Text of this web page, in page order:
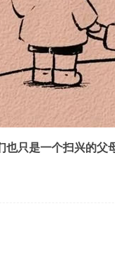
只是一个扫兴的父